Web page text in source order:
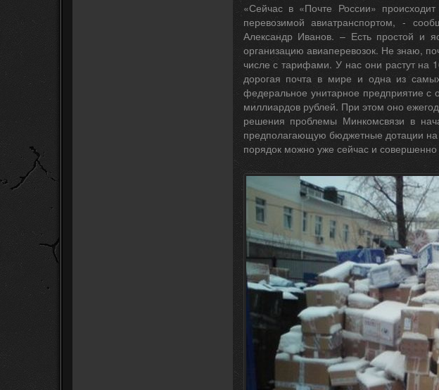
«Сейчас в «Почте России»
перевозимой авиатранспортом, -
Александр Иванов. – Есть простой и
организацию авиаперевозок. Не знаю,
числе с тарифами. У нас они растут на
дорогая почта в мире и одна из
федеральное унитарное предприятие с
миллиардов рублей. При этом оно
решения проблемы Минкомсвязи в
предполагающую бюджетные дотации на
порядок можно уже сейчас и совершенно